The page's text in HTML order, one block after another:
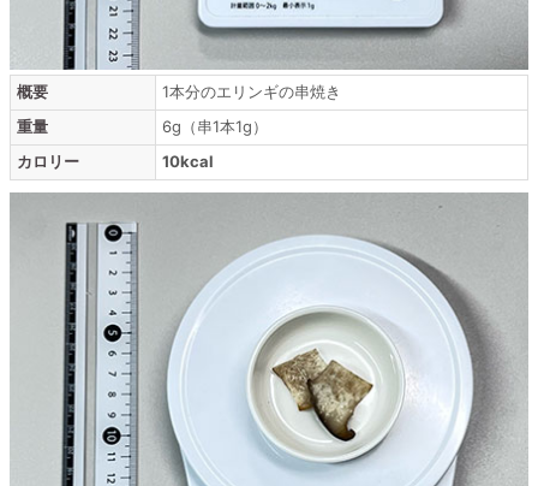
概要
1本分のエリンギの串焼き
重量
6g（串1本1g）
カロリー
10kcal